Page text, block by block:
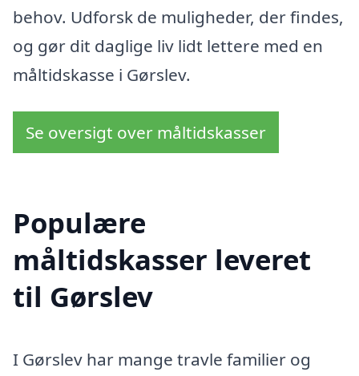
behov. Udforsk de muligheder, der findes,
og gør dit daglige liv lidt lettere med en
måltidskasse i Gørslev.
Se oversigt over måltidskasser
Populære
måltidskasser leveret
til Gørslev
I Gørslev har mange travle familier og